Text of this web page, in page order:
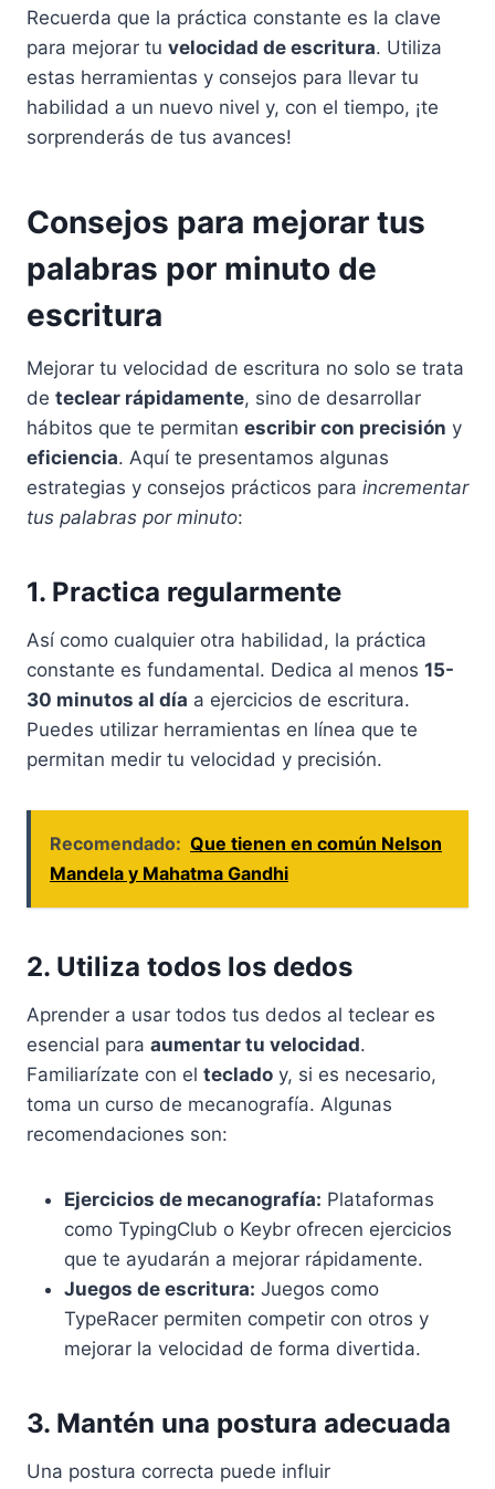
Recuerda que la práctica constante es la clave
para mejorar tu velocidad de escritura. Utiliza
estas herramientas y consejos para llevar tu
habilidad a un nuevo nivel y, con el tiempo, ¡te
sorprenderás de tus avances!
Consejos para mejorar tus
palabras por minuto de
escritura
Mejorar tu velocidad de escritura no solo se trata
de teclear rápidamente, sino de desarrollar
hábitos que te permitan escribir con precisión y
eficiencia. Aquí te presentamos algunas
estrategias y consejos prácticos para incrementar
tus palabras por minuto:
1. Practica regularmente
Así como cualquier otra habilidad, la práctica
constante es fundamental. Dedica al menos 15-
30 minutos al día a ejercicios de escritura.
Puedes utilizar herramientas en línea que te
permitan medir tu velocidad y precisión.
Recomendado: Que tienen en común Nelson
Mandela y Mahatma Gandhi
2. Utiliza todos los dedos
Aprender a usar todos tus dedos al teclear es
esencial para aumentar tu velocidad.
Familiarízate con el teclado y, si es necesario,
toma un curso de mecanografía. Algunas
recomendaciones son:
Ejercicios de mecanografía: Plataformas
como TypingClub o Keybr ofrecen ejercicios
que te ayudarán a mejorar rápidamente.
Juegos de escritura: Juegos como
TypeRacer permiten competir con otros y
mejorar la velocidad de forma divertida.
3. Mantén una postura adecuada
Una postura correcta puede influir